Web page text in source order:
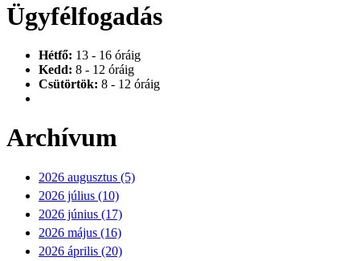
Ügyfélfogadás
Hétfő: 13 - 16 óráig
Kedd: 8 - 12 óráig
Csütörtök: 8 - 12 óráig
Archívum
2026 augusztus (5)
2026 július (10)
2026 június (17)
2026 május (16)
2026 április (20)